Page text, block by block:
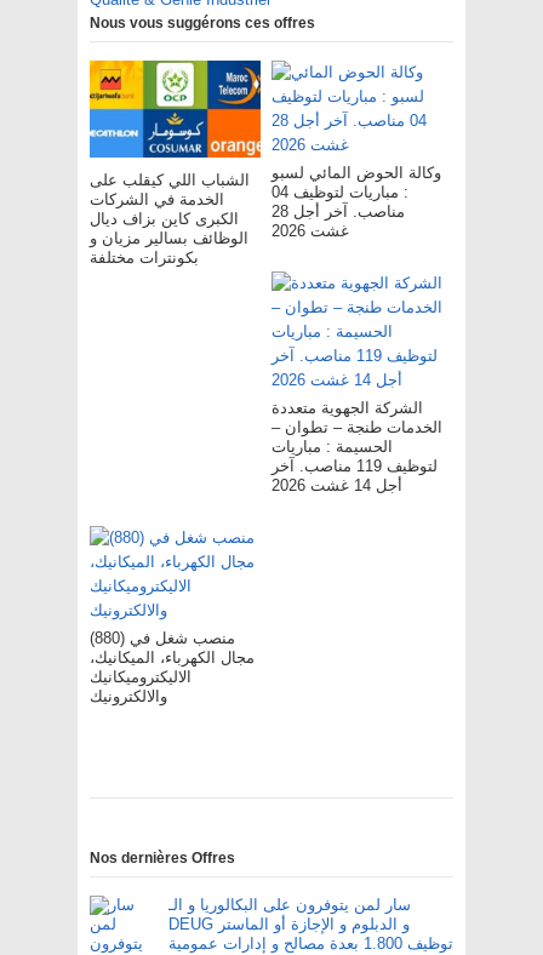
Nous vous suggérons ces offres
الشباب اللي كيقلب على
الخدمة في الشركات
الكبرى كاين بزاف ديال
الوظائف بسالير مزيان و
بكونترات مختلفة
وكالة الحوض المائي لسبو
: مباريات لتوظيف 04
مناصب. آخر أجل 28
غشت 2026
الشركة الجهوية متعددة
الخدمات طنجة – تطوان –
الحسيمة : مباريات
لتوظيف 119 مناصب. آخر
أجل 14 غشت 2026
(880) منصب شغل في
مجال الكهرباء، الميكانيك،
الاليكتروميكانيك
والالكترونيك
Nos dernières Offres
سار لمن يتوفرون على البكالوريا و الـ
DEUG و الدبلوم و الإجازة أو الماستر
توظيف 1.800 بعدة مصالح و إدارات عمومية